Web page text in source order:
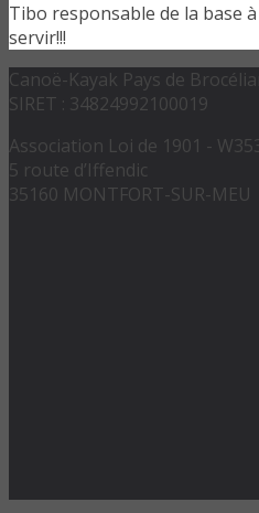
Tibo responsable de la base
servir!!!
Canoë-Kayak Pays de
SIRET : 34824992100019
Association Loi de 1901 -
5 route d’Iffendic
35160 MONTFORT-SUR-MEU